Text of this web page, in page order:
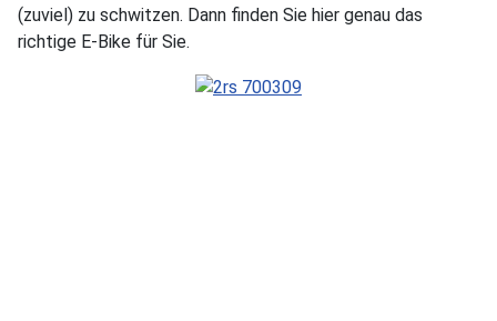
(zuviel) zu schwitzen. Dann finden Sie hier genau das
richtige E-Bike für Sie.